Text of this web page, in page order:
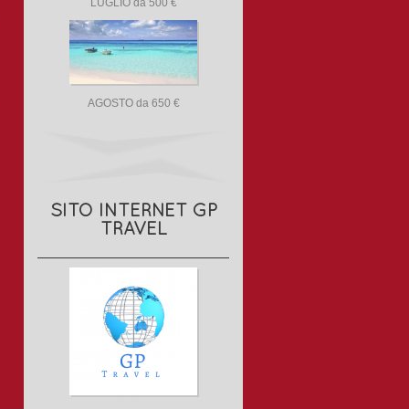
LUGLIO da 500 €
AGOSTO da 650 €
SITO INTERNET GP
TRAVEL